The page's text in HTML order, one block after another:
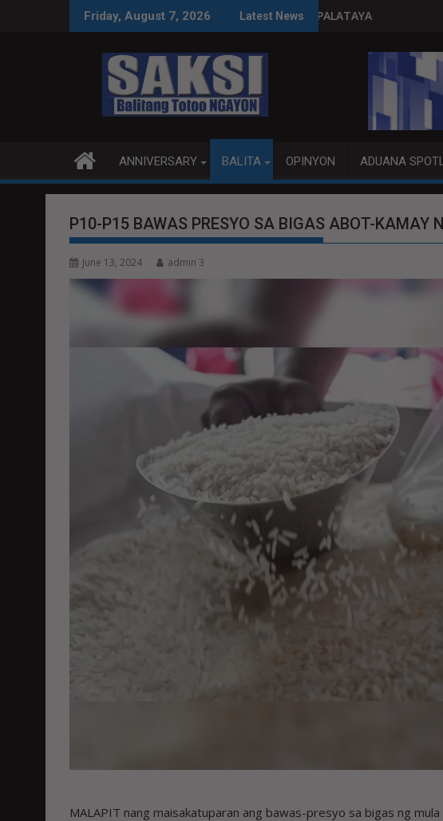
Friday, August 7, 2026 Latest News
susi sa pag-unladPANANAMPALATAYA
ANNIVERSARY BALITA OPINYON ADUANA
P10-P15 BAWAS PRESYO SA BIGAS ABOT-KAMAY
June 13, 2024 admin 3
MALAPIT nang maisakatuparan ang bawas-presyo sa bigas ng